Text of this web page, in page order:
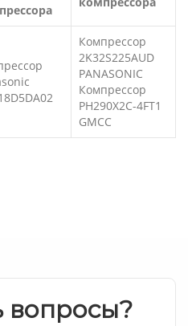
Компрессор
2K32S225AUD
PANASONIC
Компрессор
PH290X2C-4FT1
GMCC
вопросы?